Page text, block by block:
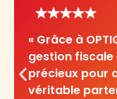
« Grâce à
gestion
précieux pour
véritable